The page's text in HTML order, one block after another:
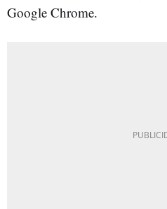
Google Chrome.